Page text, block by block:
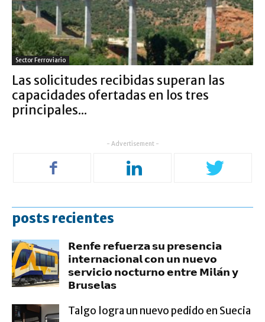
Sector Ferroviario
Las solicitudes recibidas superan las
capacidades ofertadas en los tres
principales...
- Advertisement -
posts recientes
𝗥𝗲𝗻𝗳𝗲 𝗿𝗲𝗳𝘂𝗲𝗿𝘇𝗮 𝘀𝘂 𝗽𝗿𝗲𝘀𝗲𝗻𝗰𝗶𝗮
𝗶𝗻𝘁𝗲𝗿𝗻𝗮𝗰𝗶𝗼𝗻𝗮𝗹 𝗰𝗼𝗻 𝘂𝗻 𝗻𝘂𝗲𝘃𝗼
𝘀𝗲𝗿𝘃𝗶𝗰𝗶𝗼 𝗻𝗼𝗰𝘁𝘂𝗿𝗻𝗼 𝗲𝗻𝘁𝗿𝗲 𝗠𝗶𝗹𝗮́𝗻 𝘆
𝗕𝗿𝘂𝘀𝗲𝗹𝗮𝘀
Talgo logra un nuevo pedido en Suecia